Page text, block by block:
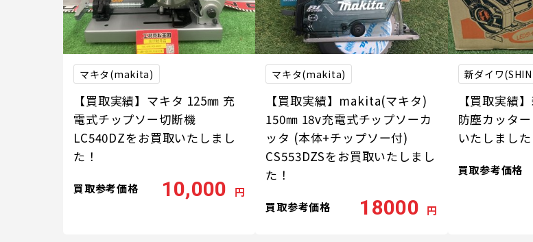
マキタ(makita)
【買取実績】マキタ 125㎜ 充
電式チップソー切断機
LC540DZをお買取いたしまし
た！
買取参考価格 10,000 円
マキタ(makita)
【買取実績】makita(マキタ)
150㎜ 18v充電式チップソーカ
ッタ (本体+チップソー付)
CS553DZSをお買取いたしまし
た！
買取参考価格 18000 円
新ダイワ
【買取実績
防塵カッタ
いたしました
買取参考価格